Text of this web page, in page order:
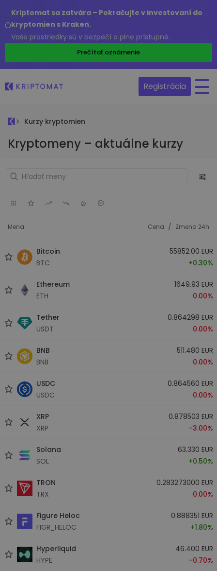
Kriptomat sa zatvára – Pokračujte v investovaní do
kryptomien s Kraken.
Vaše prostriedky sú v bezpečí a plne prístupné.
Prečítať oznámenie
Registrácia
Kurzy kryptomien
Kryptomeny – aktuálne kurzy
Mena Cena / Zmena 24h
Bitcoin
BTC
55852.00 EUR
+0.30%
Ethereum
ETH
1649.93 EUR
0.00%
Tether
USDT
0.864298 EUR
0.00%
BNB
BNB
511.480 EUR
0.00%
USDC
USDC
0.864560 EUR
0.00%
XRP
XRP
0.878503 EUR
-3.00%
Solana
SOL
63.330 EUR
+0.50%
TRON
TRX
0.283273000 EUR
0.00%
Figure Heloc
FIGR_HELOC
0.888351 EUR
+1.80%
Hyperliquid
HYPE
46.400 EUR
-0.70%